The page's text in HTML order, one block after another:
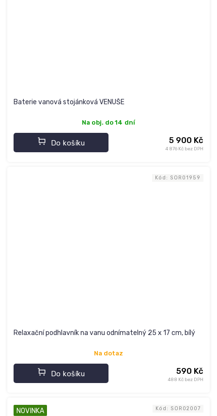
Baterie vanová stojánková VENUŠE
Na obj. do 14 dní
4 876 Kč bez DPH
5 900 Kč
Do košíku
Relaxační podhlavník na vanu odnímatelný 25 x 17 cm, bílý
Na dotaz
488 Kč bez DPH
590 Kč
Do košíku
Kód: SOR01959
NOVINKA Kód: SOR02007